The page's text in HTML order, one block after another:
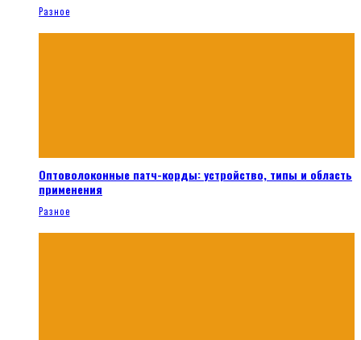
Разное
Оптоволоконные патч-корды: устройство, типы и область
применения
Разное